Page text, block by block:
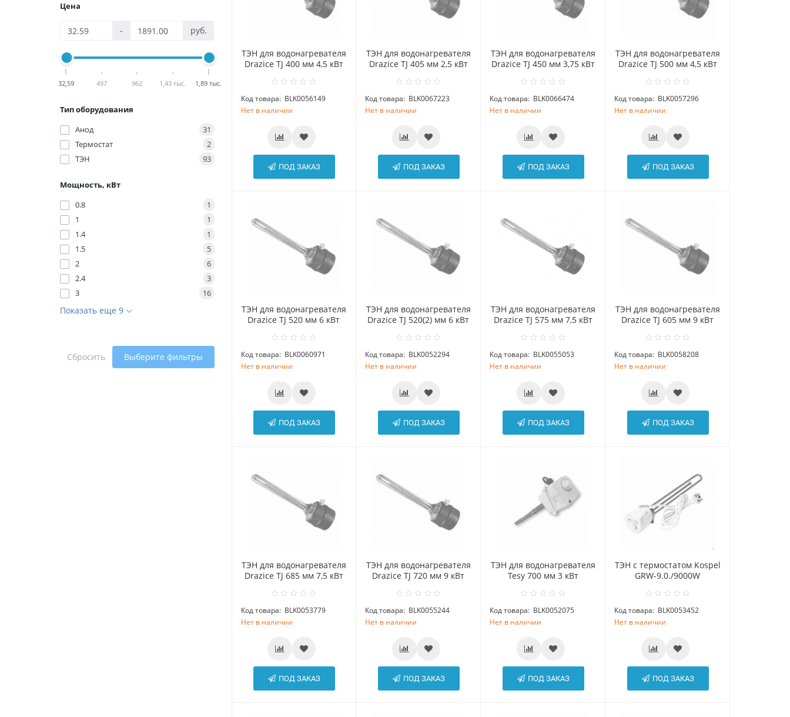
Цена
- руб.
32,59 497 962 1,43 тыс. 1,89 тыс.
Тип оборудования
Анод
31
Термостат
2
ТЭН
93
Мощность, кВт
0.8
1
1
1
1.4
1
1.5
5
2
6
2.4
3
3
16
Показать еще 9
Сбросить Выберите фильтры
ТЭН для водонагревателя
Drazice TJ 400 мм 4,5 кВт
Код товара: BLK0056149
Нет в наличии
ПОД ЗАКАЗ
ТЭН для водонагревателя
Drazice TJ 405 мм 2,5 кВт
Код товара: BLK0067223
Нет в наличии
ПОД ЗАКАЗ
ТЭН для водонагревателя
Drazice TJ 450 мм 3,75 кВт
Код товара: BLK0066474
Нет в наличии
ПОД ЗАКАЗ
ТЭН для водонагревателя
Drazice TJ 500 мм 4,5 кВт
Код товара: BLK0057296
Нет в наличии
ПОД ЗАКАЗ
ТЭН для водонагревателя
Drazice TJ 520 мм 6 кВт
Код товара: BLK0060971
Нет в наличии
ПОД ЗАКАЗ
ТЭН для водонагревателя
Drazice TJ 520(2) мм 6 кВт
Код товара: BLK0052294
Нет в наличии
ПОД ЗАКАЗ
ТЭН для водонагревателя
Drazice TJ 575 мм 7,5 кВт
Код товара: BLK0055053
Нет в наличии
ПОД ЗАКАЗ
ТЭН для водонагревателя
Drazice TJ 605 мм 9 кВт
Код товара: BLK0058208
Нет в наличии
ПОД ЗАКАЗ
ТЭН для водонагревателя
Drazice TJ 685 мм 7,5 кВт
Код товара: BLK0053779
Нет в наличии
ПОД ЗАКАЗ
ТЭН для водонагревателя
Drazice TJ 720 мм 9 кВт
Код товара: BLK0055244
Нет в наличии
ПОД ЗАКАЗ
ТЭН для водонагревателя
Tesy 700 мм 3 кВт
Код товара: BLK0052075
Нет в наличии
ПОД ЗАКАЗ
ТЭН с термостатом Kospel
GRW-9.0./9000W
Код товара: BLK0053452
Нет в наличии
ПОД ЗАКАЗ